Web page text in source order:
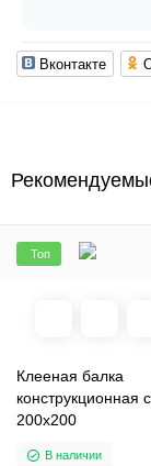
Вконтакте
Топ
Клееная балка
конструкционная
200х200
В наличии